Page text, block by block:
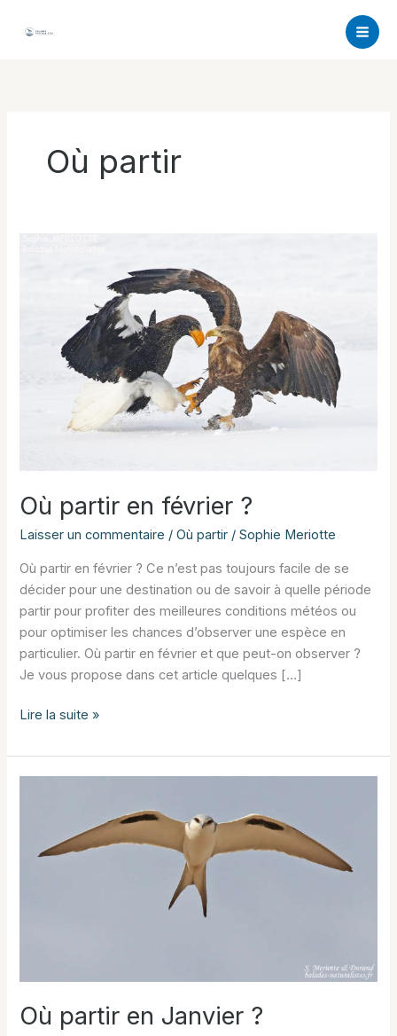
Où partir
Où partir en février ?
Laisser un commentaire /Où partir /Sophie Meriotte
Où partir en février ? Ce n’est pas toujours facile de se
décider pour une destination ou de savoir à quelle période
partir pour profiter des meilleures conditions météos ou
pour optimiser les chances d’observer une espèce en
particulier. Où partir en février et que peut-on observer ?
Je vous propose dans cet article quelques […]
Où
en
février
Lire la suite »
Où partir en Janvier ?